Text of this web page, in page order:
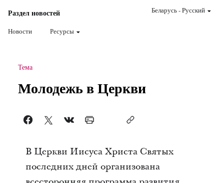
Раздел новостей
Новости Ресурсы
Беларусь-Pусский
Тема
Молодежь в Церкви
В Церкви Иисуса Христа Святых
последних дней организована